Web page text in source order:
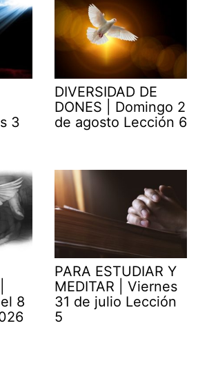
3
DIVERSIDAD DE
DONES | Domingo 2
de agosto Lección 6
8
PARA ESTUDIAR Y
MEDITAR | Viernes
31 de julio Lección
5